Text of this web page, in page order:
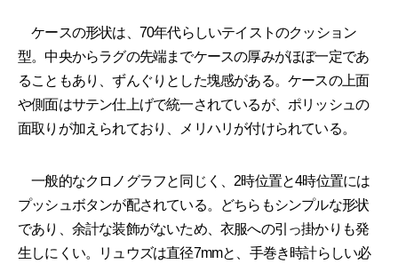
ケースの形状は、70年代らしいテイストのクッション
型。中央からラグの先端までケースの厚みがほぼ一定であ
ることもあり、ずんぐりとした塊感がある。ケースの上面
や側面はサテン仕上げで統一されているが、ポリッシュの
面取りが加えられており、メリハリが付けられている。
一般的なクロノグラフと同じく、2時位置と4時位置には
プッシュボタンが配されている。どちらもシンプルな形状
であり、余計な装飾がないため、衣服への引っ掛かりも発
生しにくい。リュウズは直径7mmと、手巻き時計らしい必